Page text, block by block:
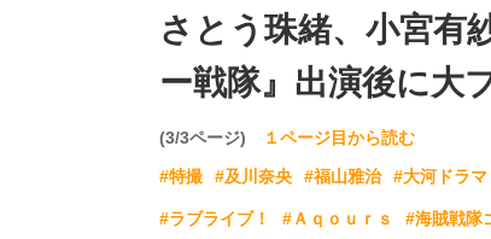
さとう珠緒、小宮有
ー戦隊』出演後に大
(3/3ページ)
１ページ目から読む
#特撮
#及川奈央 #福山雅治 #大河ドラマ
#ラブライブ！ #Ａｑｏｕｒｓ #海賊戦隊